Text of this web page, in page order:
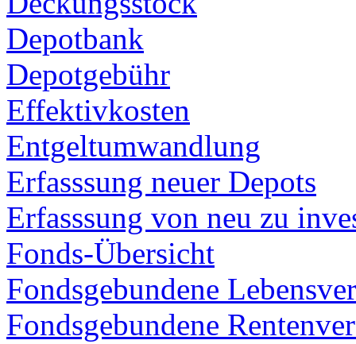
Depotbank
Depotgebühr
Effektivkosten
Entgeltumwandlung
Erfasssung neuer Depots
Erfasssung von neu zu
Fonds-Übersicht
Fondsgebundene
Fondsgebundene